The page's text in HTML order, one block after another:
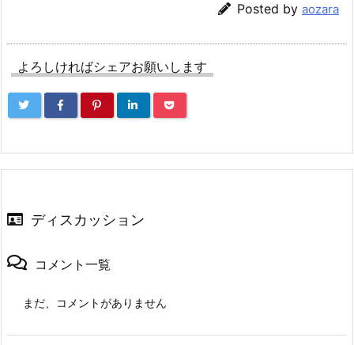
Posted by aozara
よろしければシェアお願いします
ディスカッション
コメント一覧
まだ、コメントがありません